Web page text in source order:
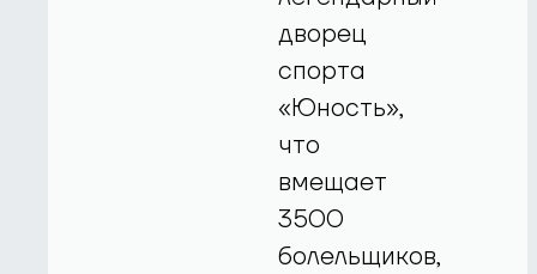
дворец
спорта
«Юность»,
что
вмещает
3500
болельщиков,